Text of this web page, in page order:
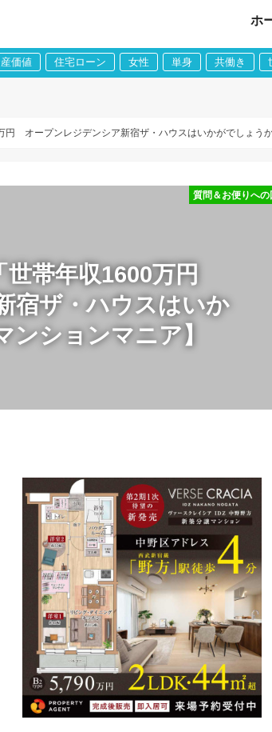
ホ
価値 住宅ローン 女性 単身 共働き
円 オープンレジデンシア新宿ザ・ハウスはいかがでしょう
世帯年収1600万円
宿ザ・ハウスはいか
ションマニア】
質問＆お便りへの